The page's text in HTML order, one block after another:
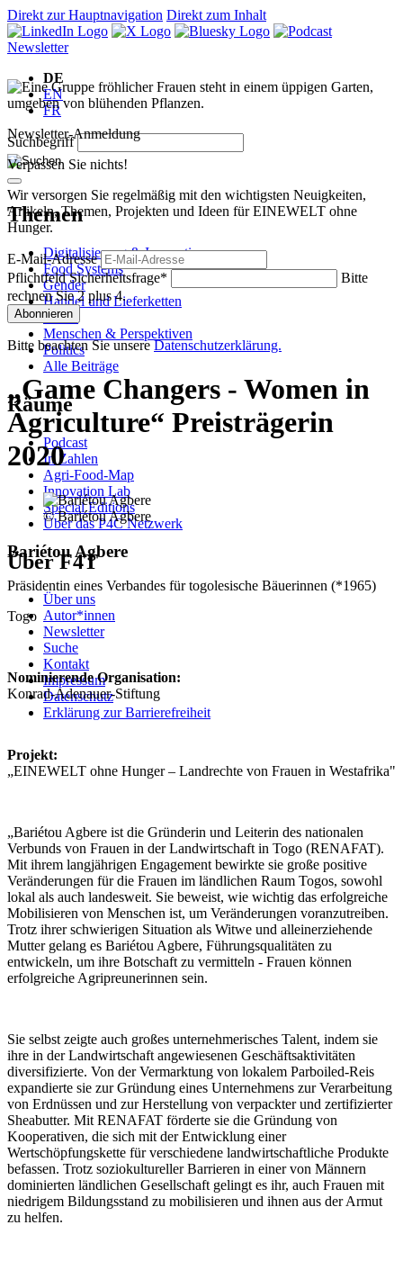
Direkt zur Hauptnavigation Direkt zum Inhalt
Newsletter
DE
EN
FR
Suchbegriff
Themen
Digitalisierung & Innovation
Food Systems
Gender
Handel und Lieferketten
Klima
Menschen & Perspektiven
Politics
Alle Beiträge
Räume
Podcast
In Zahlen
Agri-Food-Map
Innovation Lab
Special Editions
Über das P4C Netzwerk
Über F4T
Über uns
Autor*innen
Newsletter
Suche
Kontakt
Impressum
Datenschutz
Erklärung zur Barrierefreiheit
Newsletter-Anmeldung
Verpassen Sie nichts!
Wir versorgen Sie regelmäßig mit den wichtigsten Neuigkeiten,
Artikeln, Themen, Projekten und Ideen für EINEWELT ohne
Hunger.
E-Mail-Adresse
PflichtfeldSicherheitsfrage*
Bitte
rechnen Sie 2 plus 4.
Abonnieren
Bitte beachten Sie unsereDatenschutzerklärung.
„Game Changers - Women in
Agriculture“ Preisträgerin
2020
© Bariétou Agbere
Bariétou Agbere
Präsidentin eines Verbandes für togolesische Bäuerinnen (*1965)
Togo
Nominierende Organisation:
Konrad-Adenauer-Stiftung
Projekt:
„EINEWELT ohne Hunger – Landrechte von Frauen in Westafrika"
„Bariétou Agbere ist die Gründerin und Leiterin des nationalen
Verbunds von Frauen in der Landwirtschaft in Togo (RENAFAT).
Mit ihrem langjährigen Engagement bewirkte sie große positive
Veränderungen für die Frauen im ländlichen Raum Togos, sowohl
lokal als auch landesweit. Sie beweist, wie wichtig das erfolgreiche
Mobilisieren von Menschen ist, um Veränderungen voranzutreiben.
Trotz ihrer schwierigen Situation als Witwe und alleinerziehende
Mutter gelang es Bariétou Agbere, Führungsqualitäten zu
entwickeln, um ihre Botschaft zu vermitteln - Frauen können
erfolgreiche Agripreunerinnen sein.
Sie selbst zeigte auch großes unternehmerisches Talent, indem sie
ihre in der Landwirtschaft angewiesenen Geschäftsaktivitäten
diversifizierte. Von der Vermarktung von lokalem Parboiled-Reis
expandierte sie zur Gründung eines Unternehmens zur Verarbeitung
von Erdnüssen und zur Herstellung von verpackter und zertifizierter
Sheabutter. Mit RENAFAT förderte sie die Gründung von
Kooperativen, die sich mit der Entwicklung einer
Wertschöpfungskette für verschiedene landwirtschaftliche Produkte
befassen. Trotz soziokultureller Barrieren in einer von Männern
dominierten ländlichen Gesellschaft gelingt es ihr, auch Frauen mit
niedrigem Bildungsstand zu mobilisieren und ihnen aus der Armut
zu helfen.